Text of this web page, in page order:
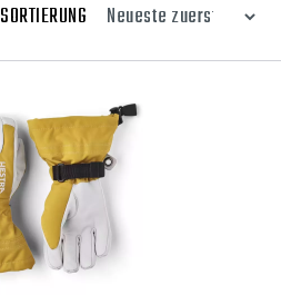
SORTIERUNG